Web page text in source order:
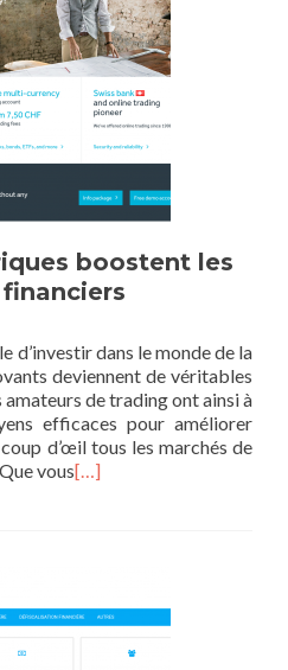
boostent les
d’investir dans le monde de la
deviennent de véritables
de trading ont ainsi à
efficaces pour améliorer
d’œil tous les marchés de
vous[…]